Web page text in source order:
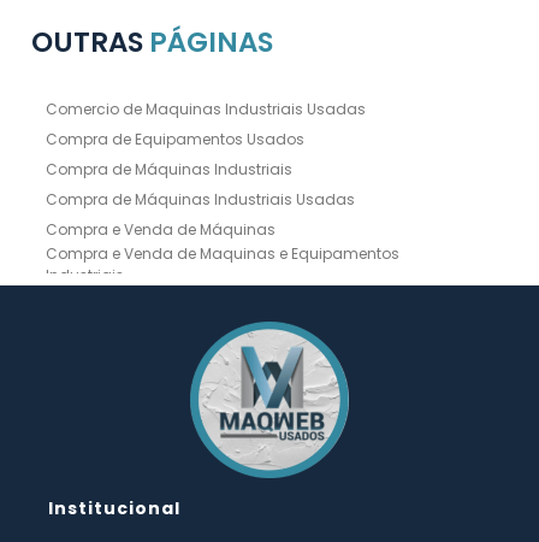
OUTRAS PÁGINAS
Comercio de Maquinas Industriais Usadas
Compra de Equipamentos Usados
Compra de Máquinas Industriais
Compra de Máquinas Industriais Usadas
Compra e Venda de Máquinas
Compra e Venda de Maquinas e Equipamentos
Industriais
Compra e Venda de Máquinas Operatrizes
Dobradeira CNC Usada
Dobradeira de Chapa Hidráulica Usada
Dobradeira de Chapas
Dobradeira Hidráulica
Dobradeira Hidráulica Usada
Dobradeira Industrial
Empresa de Compra de Máquinas Industriais
Institucional